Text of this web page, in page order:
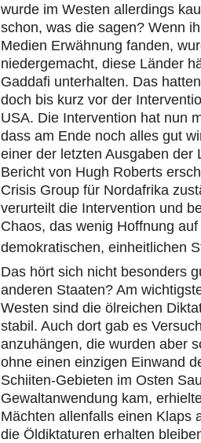
wurde im Westen allerdings
schon, was die sagen? Wenn
Medien Erwähnung fanden,
niedergemacht, diese Länder
Gaddafi unterhalten. Das
doch bis kurz vor der
USA. Die Intervention hat nun
dass am Ende noch alles gut
einer der letzten Ausgaben der
Bericht von Hugh Roberts
Crisis Group für Nordafrika
verurteilt die Intervention und
Chaos, das wenig Hoffnung
demokratischen, einheitlichen
Das hört sich nicht besonders
anderen Staaten? Am
Westen sind die ölreichen
stabil. Auch dort gab es
anzuhängen, die wurden aber
ohne einen einzigen Einwand
Schiiten-Gebieten im Osten
Gewaltanwendung kam,
Mächten allenfalls einen Klaps
die Öldiktaturen erhalten